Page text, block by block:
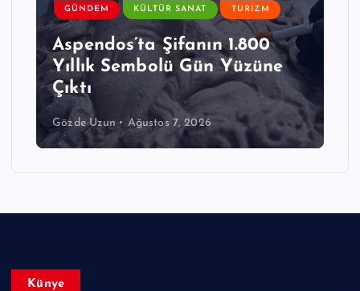
GÜNDEM KÜLTÜR SANAT TURIZM
Aspendos’ta Şifanın 1.800
Yıllık Sembolü Gün Yüzüne
Çıktı
Gözde Uzun Ağustos 7, 2026
Künye